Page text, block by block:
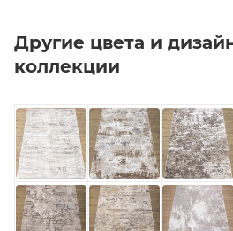
Другие цвета и
коллекции